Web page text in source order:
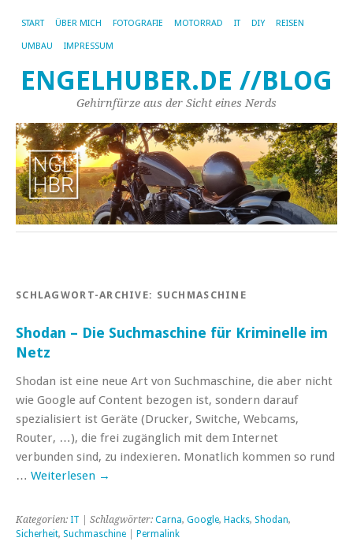
START ÜBER MICH FOTOGRAFIE MOTORRAD IT DIY REISEN
UMBAU IMPRESSUM
ENGELHUBER.DE //BLOG
Gehirnfürze aus der Sicht eines Nerds
SCHLAGWORT-ARCHIVE: SUCHMASCHINE
Shodan – Die Suchmaschine für Kriminelle im
Netz
Shodan ist eine neue Art von Suchmaschine, die aber nicht
wie Google auf Content bezogen ist, sondern darauf
spezialisiert ist Geräte (Drucker, Switche, Webcams,
Router, …), die frei zugänglich mit dem Internet
verbunden sind, zu indexieren. Monatlich kommen so rund
… Weiterlesen →
Kategorien: IT | Schlagwörter: Carna, Google, Hacks, Shodan,
Sicherheit, Suchmaschine Permalink